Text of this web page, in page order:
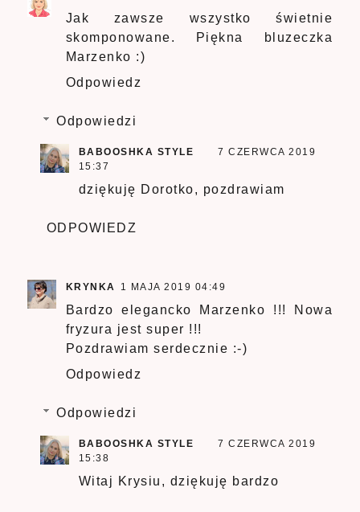
Jak zawsze wszystko świetnie
skomponowane. Piękna bluzeczka
Marzenko :)
Odpowiedz
Odpowiedzi
BABOOSHKA STYLE
7 CZERWCA 2019
15:37
dziękuję Dorotko, pozdrawiam
ODPOWIEDZ
KRYNKA 1 MAJA 2019 04:49
Bardzo elegancko Marzenko !!! Nowa
fryzura jest super !!!
Pozdrawiam serdecznie :-)
Odpowiedz
Odpowiedzi
BABOOSHKA STYLE
7 CZERWCA 2019
15:38
Witaj Krysiu, dziękuję bardzo